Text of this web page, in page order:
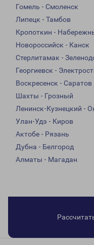
Гомель - Смоленск
Липецк - Тамбов
Кропоткин -
Новороссийск - Канск
Стерлитамак -
Георгиевск -
Воскресенск - Саратов
Шахты - Грозный
Ленинск-Кузнецкий -
Улан-Удэ - Киров
Актобе - Рязань
Дубна - Белгород
Алматы - Магадан